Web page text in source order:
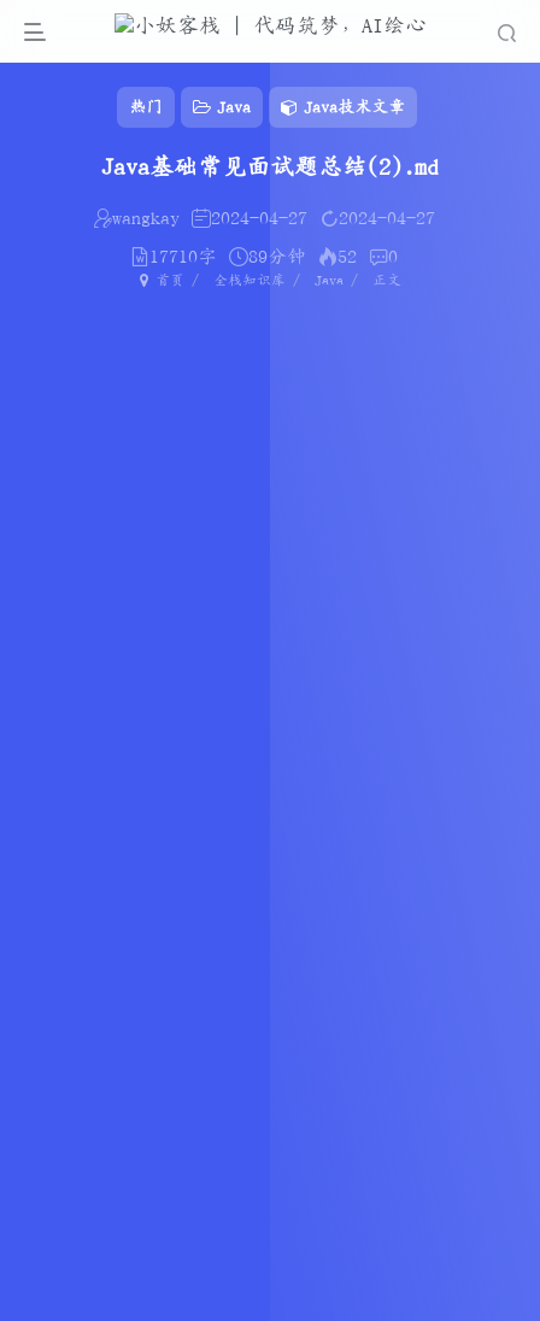
热门 Java Java技术文章
Java基础常见面试题总结(2).md
wangkay 2024-04-27
2024-04-27
17710字
89分钟 52 0
首页 全栈知识库 Java 正文